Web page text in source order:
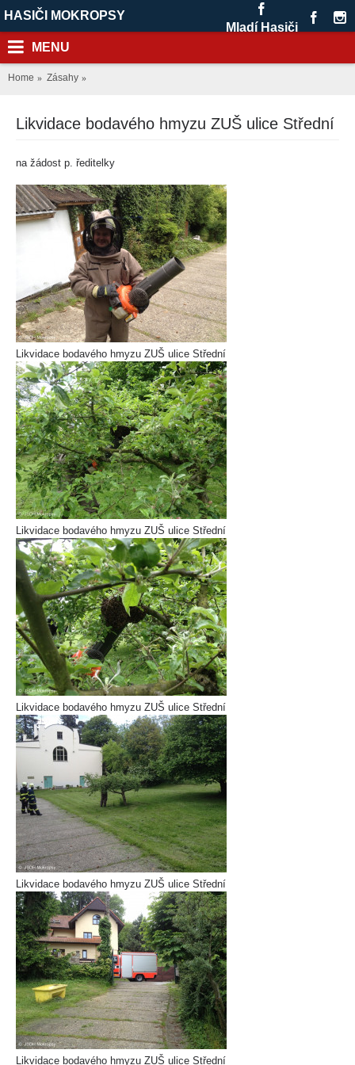
HASIČI MOKROPSY
Mladí Hasiči
MENU
Home Zásahy
Likvidace bodavého hmyzu ZUŠ ulice Střední
na žádost p. ředitelky
Likvidace bodavého hmyzu ZUŠ ulice Střední
Likvidace bodavého hmyzu ZUŠ ulice Střední
Likvidace bodavého hmyzu ZUŠ ulice Střední
Likvidace bodavého hmyzu ZUŠ ulice Střední
Likvidace bodavého hmyzu ZUŠ ulice Střední